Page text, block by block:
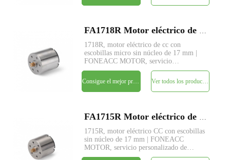
1718R, motor eléctrico de cc con
escobillas micro sin núcleo de 17 mm |
FONEACC MOTOR, servicio
personalizado de parámetros disponible.
Ver todos los productos
1715R, motor eléctrico CC con escobillas
sin núcleo de 17 mm | FONEACC
MOTOR, servicio personalizado de
parámetros disponible.